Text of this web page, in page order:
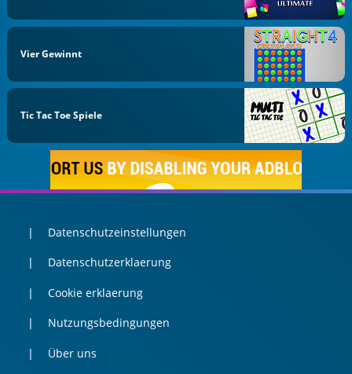
Vier Gewinnt
Tic Tac Toe Spiele
Datenschutzeinstellungen
Datenschutzerklaerung
Cookie erklaerung
Nutzungsbedingungen
Über uns